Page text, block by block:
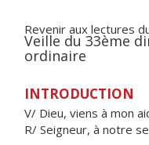
Revenir aux lectures
Veille du 33ème
ordinaire
INTRODUCTION
V/ Dieu, viens à mon
R/ Seigneur, à notre